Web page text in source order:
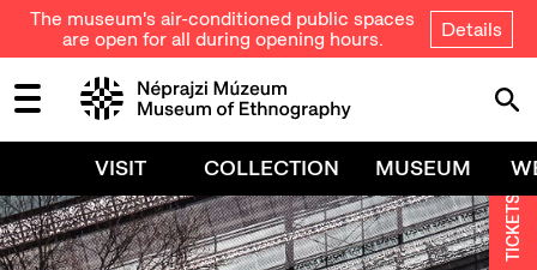
The museum's air-conditioned public spaces
are open for all during opening hours.
Details
VISIT COLLECTION MUSEUM
TICKETS